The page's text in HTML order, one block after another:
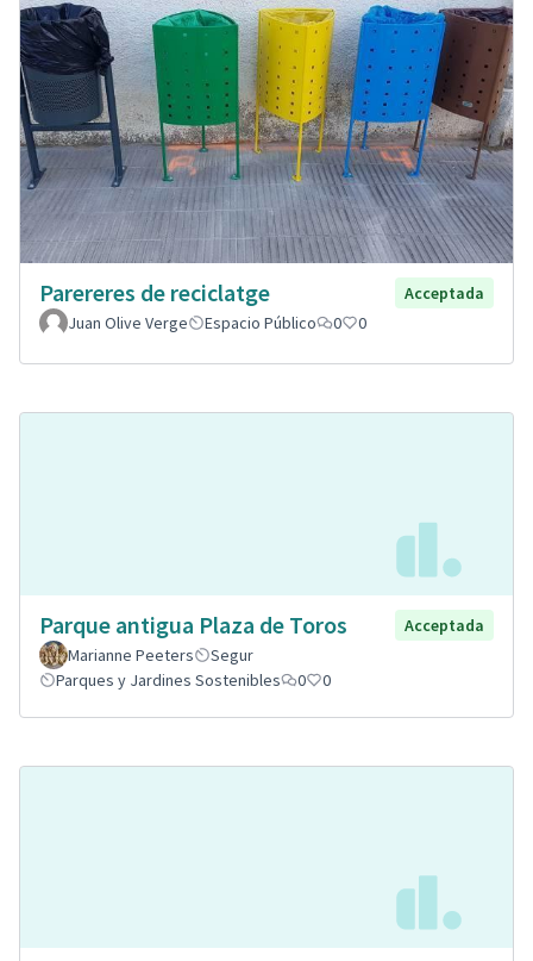
Parereres de reciclatge
Acceptada
Juan Olive Verge
Espacio Público 0 0
Parque antigua Plaza de Toros
Acceptada
Marianne Peeters
Segur
Parques y Jardines Sostenibles
0 0